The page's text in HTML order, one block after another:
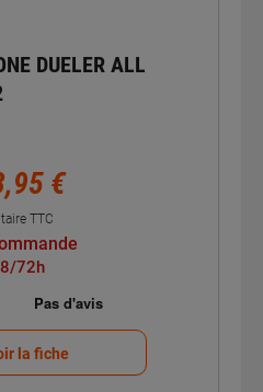
DUELER ALL
€
TTC
72h
la fiche